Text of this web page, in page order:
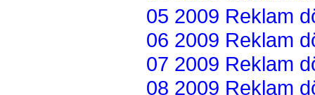
05 2009 Reklam
06 2009 Reklam
07 2009 Reklam
08 2009 Reklam